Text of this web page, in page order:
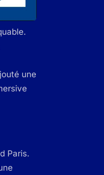
une
Paris.